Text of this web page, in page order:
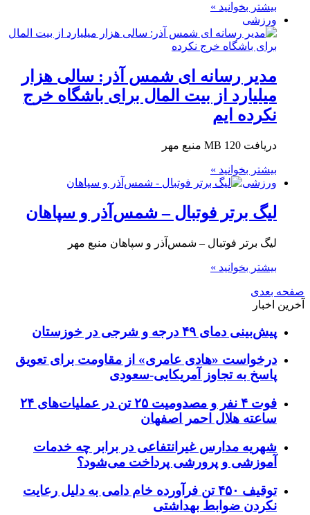
بیشتر بخوانید »
ورزشی
مدیر رسانه ای شمس آذر: سالی هزار
میلیارد از بیت المال برای باشگاه خرج
نکرده ایم
دریافت 120 MB منبع مهر
بیشتر بخوانید »
ورزشی
لیگ برتر فوتبال – شمس‌آذر و سپاهان
لیگ برتر فوتبال – شمس‌آذر و سپاهان منبع مهر
بیشتر بخوانید »
صفحه بعدی
آخرین اخبار
پیش‌بینی دمای ۴۹ درجه و شرجی در خوزستان
درخواست «هادی عامری» از مقاومت برای تعویق
پاسخ به تجاوز آمریکایی-سعودی
فوت ۴ نفر و مصدومیت ۲۵ تن در عملیات‌های ۲۴
ساعته هلال احمر اصفهان
شهریه مدارس غیرانتفاعی در برابر چه خدمات
آموزشی و پرورشی پرداخت می‌شود؟
توقیف ۴۵۰ تن فرآورده خام دامی به دلیل رعایت
نکردن ضوابط بهداشتی